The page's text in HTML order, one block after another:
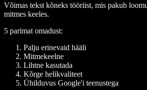
Võimas tekst kõneks tööriist, mis pakub
mitmes keeles.
5 parimat omadust:
Palju erinevaid hääli
Mitmekeelne
Lihtne kasutada
Kõrge helikvaliteet
Ühilduvus Google'i teenustega